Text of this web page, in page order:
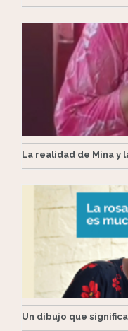
La realidad de Mina y
Un dibujo que